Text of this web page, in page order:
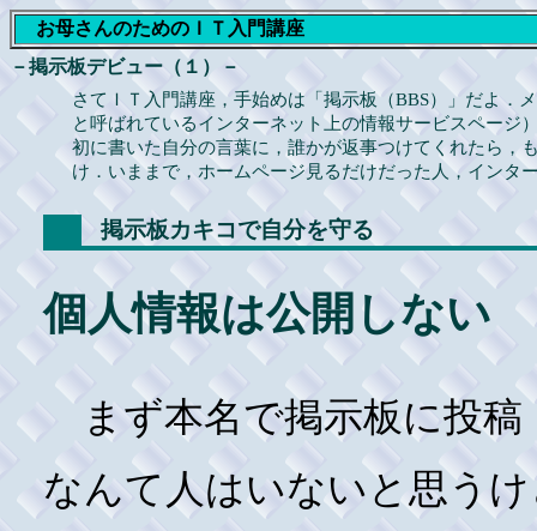
お母さんのためのＩＴ入門講座
－掲示板デビュー（１）－
さてＩＴ入門講座，手始めは「掲示板（BBS）」だよ．
と呼ばれているインターネット上の情報サービスページ
初に書いた自分の言葉に，誰かが返事つけてくれたら，
け．いままで，ホームページ見るだけだった人，インタ
掲示板カキコで自分を守る
個人情報は公開しない
まず本名で掲示板に投稿
なんて人はいないと思う